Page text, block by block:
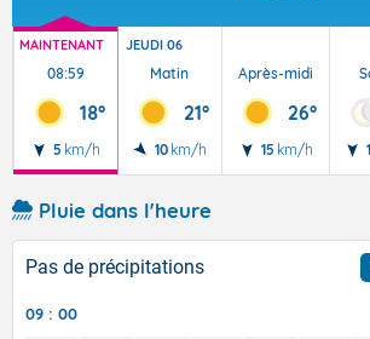
MAINTENANT
08:59
18°
5 km/h
JEUDI 06
Matin
21°
10 km/h
Après-midi
26°
15 km/h
Pluie dans l'heure
Pas de précipitations
09 : 00